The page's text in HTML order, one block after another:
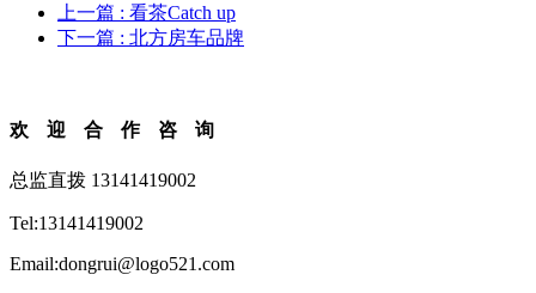
上一篇 : 看茶Catch up
下一篇 : 北方房车品牌
欢迎合作咨询
总监直拨 13141419002
Tel:13141419002
Email:dongrui@logo521.com